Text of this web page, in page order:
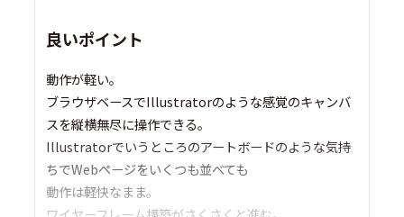
良いポイント
動作が軽い。
ブラウザベースでIllustratorのような感覚のキャンバ
スを縦横無尽に操作できる。
Illustratorでいうところのアートボードのような気持
ちでWebページをいくつも並べても
動作は軽快なまま。